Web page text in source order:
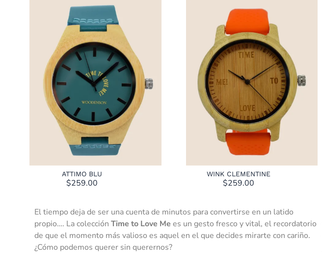
ATTIMO BLU
$259.00
WINK CLEMENTINE
$259.00
El tiempo deja de ser una cuenta de minutos para convertirse en un latido
propio…. La colección Time to Love Me es un gesto fresco y vital, el recordatorio
de que el momento más valioso es aquel en el que decides mirarte con cariño.
¿Cómo podemos querer sin querernos?